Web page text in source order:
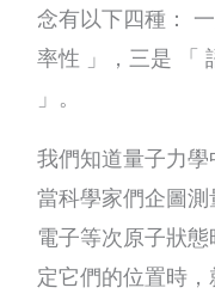
念有以下四種：
率性 」，三是 「
」。
我們知道量子力學
當科學家們企圖測
電子等次原子狀
定它們的位置時